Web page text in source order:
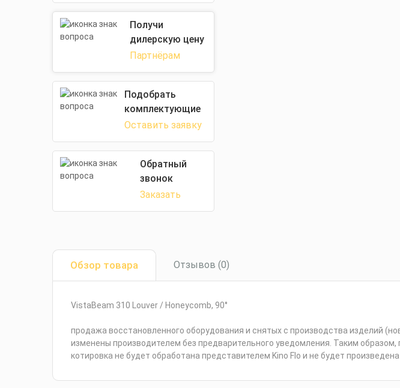
Получи
дилерскую цену
Партнёрам
Подобрать
комплектующие
Оставить заявку
Обратный
звонок
Заказать
Обзор товара Отзывов (0)
VistaBeam 310 Louver / Honeycomb, 90°
продажа восстановленного оборудования и снятых с производства изделий
изменены производителем без предварительного уведомления. Таким
котировка не будет обработана представителем Kino Flo и не будет произведена